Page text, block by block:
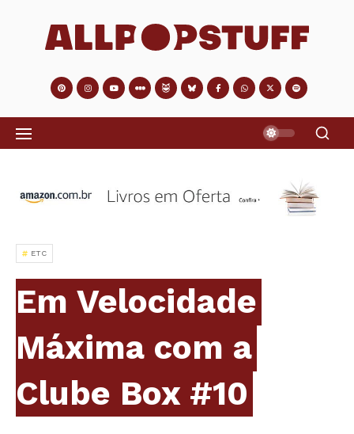
ETC
Em Velocidade
Máxima com a
Clube Box #10